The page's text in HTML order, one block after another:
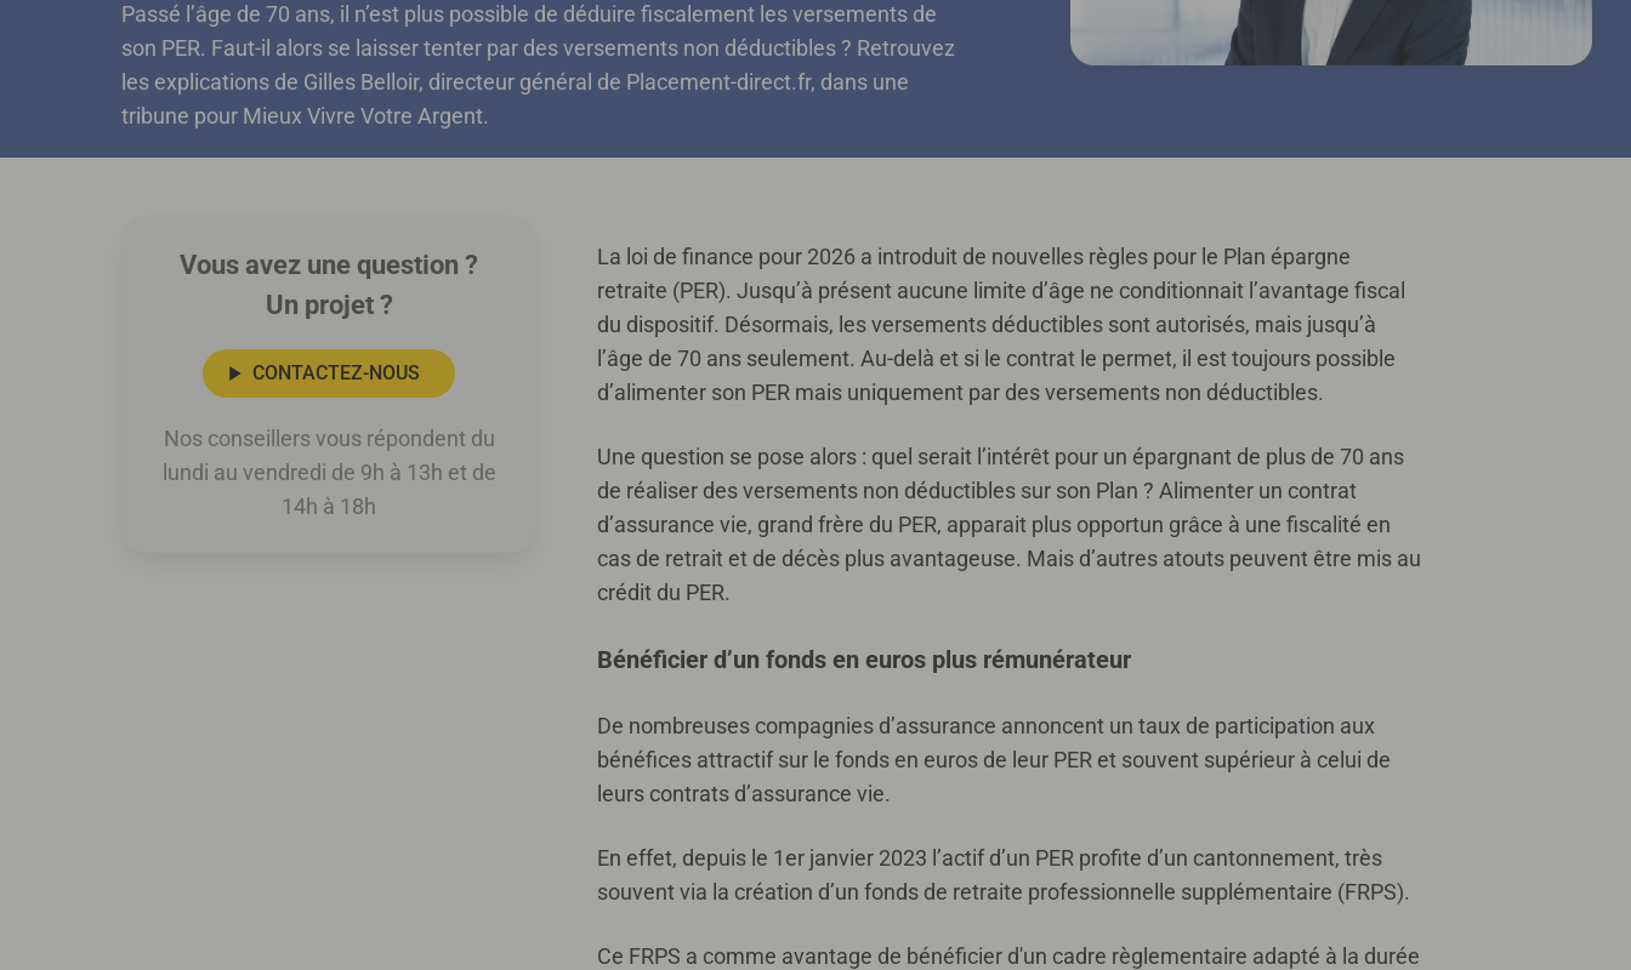
Passé l’âge de 70 ans, il n’est plus possible de déduire fiscalement les versements de
son PER. Faut-il alors se laisser tenter par des versements non déductibles ? Retrouvez
les explications de Gilles Belloir, directeur général de Placement-direct.fr, dans une
tribune pour Mieux Vivre Votre Argent.
Vous avez une question ?
Un projet ?
CONTACTEZ-NOUS
Nos conseillers vous répondent du
lundi au vendredi de 9h à 13h et de
14h à 18h
La loi de finance pour 2026 a introduit de nouvelles règles pour le Plan épargne
retraite (PER). Jusqu’à présent aucune limite d’âge ne conditionnait l’avantage fiscal
du dispositif. Désormais, les versements déductibles sont autorisés, mais jusqu’à
l’âge de 70 ans seulement. Au-delà et si le contrat le permet, il est toujours possible
d’alimenter son PER mais uniquement par des versements non déductibles.
Une question se pose alors : quel serait l’intérêt pour un épargnant de plus de 70 ans
de réaliser des versements non déductibles sur son Plan ? Alimenter un contrat
d’assurance vie, grand frère du PER, apparait plus opportun grâce à une fiscalité en
cas de retrait et de décès plus avantageuse. Mais d’autres atouts peuvent être mis au
crédit du PER.
Bénéficier d’un fonds en euros plus rémunérateur
De nombreuses compagnies d’assurance annoncent un taux de participation aux
bénéfices attractif sur le fonds en euros de leur PER et souvent supérieur à celui de
leurs contrats d’assurance vie.
En effet, depuis le 1er janvier 2023 l’actif d’un PER profite d’un cantonnement, très
souvent via la création d’un fonds de retraite professionnelle supplémentaire (FRPS).
Ce FRPS a comme avantage de bénéficier d'un cadre règlementaire adapté à la durée